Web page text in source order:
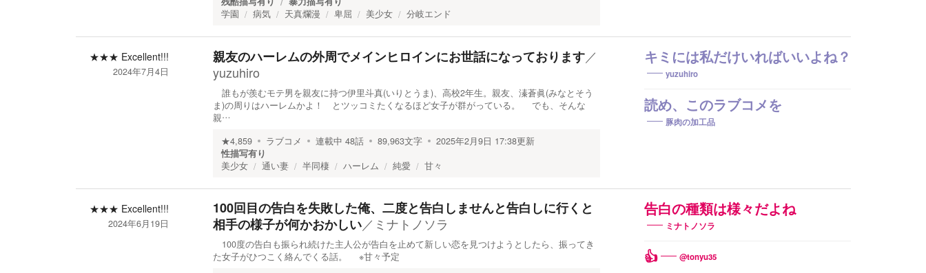
学園
病気 天真爛漫 卑屈 美少女 分岐エンド
★★★ Excellent!!!
2024年7月4日
親友のハーレムの外周でメインヒロインにお世話になっております／
yuzuhiro
誰もが羨むモテ男を親友に持つ伊里斗真(いりとうま)、高校2年生。親友、溱蒼眞(みなとそう
ま)の周りはハーレムかよ！ とツッコミたくなるほど女子が群がっている。 でも、そんな
親…
★4,859 ラブコメ 連載中 48話 89,963文字 2025年2月9日 17:38更新
性描写有り
美少女
通い妻 半同棲 ハーレム 純愛 甘々
キミには私だけいればいいよね？
yuzuhiro
読め、このラブコメを
豚肉の加工品
★★★ Excellent!!!
2024年6月19日
100回目の告白を失敗した俺、二度と告白しませんと告白しに行くと
相手の様子が何かおかしい／ ミナトノソラ
100度の告白も振られ続けた主人公が告白を止めて新しい恋を見つけようとしたら、振ってき
た女子がひつこく絡んでくる話。 ※甘々予定
告白の種類は様々だよね
ミナトノソラ
👍 @tonyu35